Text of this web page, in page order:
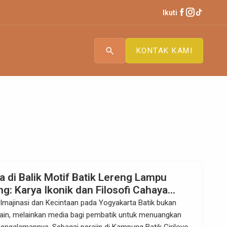
Ikuti
search KONTAK KAMI
di Balik Motif Batik Lereng Lampu
Karya Ikonik dan Filosofi Cahaya
dan Kecintaan pada Yogyakarta Batik bukan
melainkan media bagi pembatik untuk menuangkan